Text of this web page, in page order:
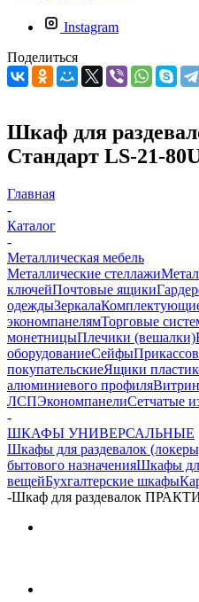
Instagram
Поделиться
Шкаф для
Стандарт LS-21-
Главная
-
Каталог
-
Металлическая мебель
Металлические стеллажи
ключейПочтовые ящики
одеждыЗеркала
экономпанелямТорговые
монетницыПлечики (вешалки)
оборудованиеСейфы
покупательскиеЯщики
алюминиевого профиля
ЛСПЭкономпанелиСетчатые
-
ШКАФЫ УНИВЕРСАЛЬНЫЕ
Шкафы для раздевалок
бытового назначенияШкафы
вещейБухгалтерские шкафы
-Шкаф для раздевалок